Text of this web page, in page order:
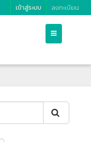
เข้าสู่ระบบ ลงทะเบียน